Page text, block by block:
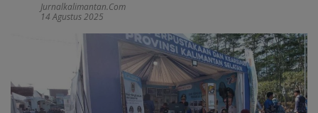
Jurnalkalimantan.com
14 Agustus 2025